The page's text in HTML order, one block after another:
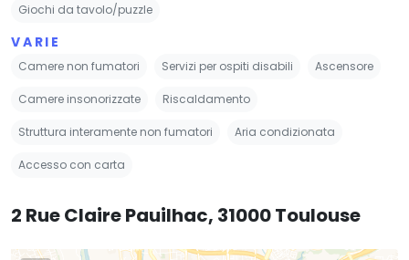
Giochi da tavolo/puzzle
VARIE
Camere non fumatori Servizi per ospiti disabili Ascensore
Camere insonorizzate Riscaldamento
Struttura interamente non fumatori Aria condizionata
Accesso con carta
2 Rue Claire Pauilhac, 31000 Toulouse